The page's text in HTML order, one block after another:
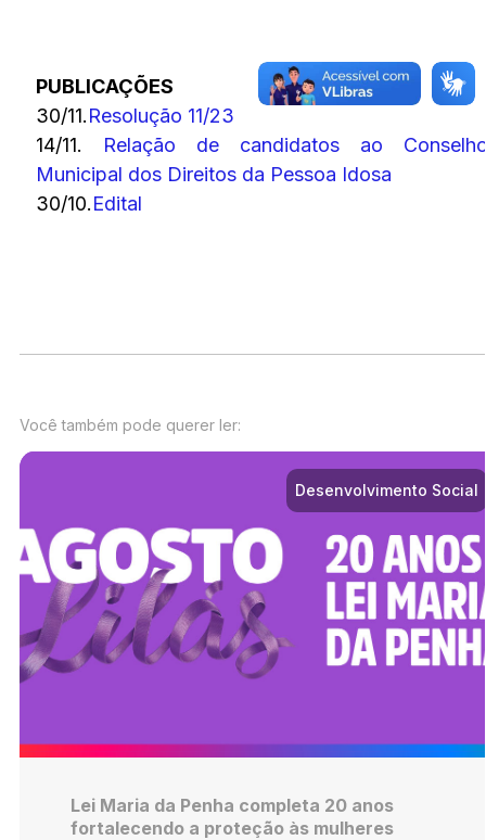
PUBLICAÇÕES
30/11.Resolução 11/23
14/11.
Relação de candidatos ao
Municipal dos Direitos da Pessoa Idosa
30/10.Edital
Você também pode querer ler:
Desenvolvimento Social
Lei Maria da Penha completa 20 anos
fortalecendo a proteção às mulheres